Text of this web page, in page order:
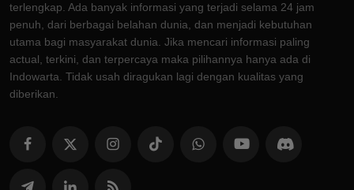
terlengkap. Ada banyak informasi yang terjadi selama 24 jam
penuh, dari berbagai belahan dunia, dan menjadi kebutuhan
utama bagi masyarakat dunia. Jika mencari informasi paling
actual, terkini, dan terpercaya maka pilihannya hanya ada di
Indowarta. Tidak usah diragukan lagi dengan kualitas yang
diberikan.